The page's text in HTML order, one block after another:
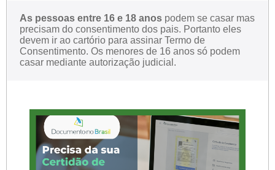
As pessoas entre 16 e 18 anos podem se casar mas
precisam do consentimento dos pais. Portanto eles
devem ir ao cartório para assinar Termo de
Consentimento. Os menores de 16 anos só podem
casar mediante autorização judicial.